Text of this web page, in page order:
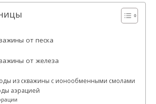
от песка
от железа
из скважины с ионообменными смолами
аэрацией